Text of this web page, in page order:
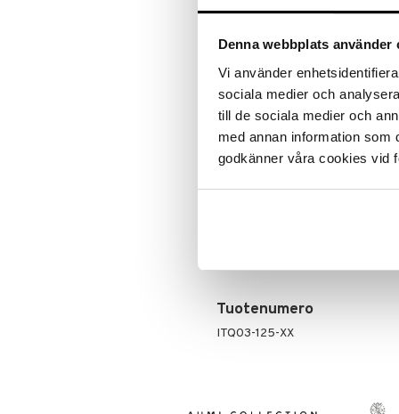
Denna webbplats använder
Vi använder
sociala medier och
till de sociala medier och
med annan information som
godkänner våra cookies vid
ALE - on aika
Tartu
Ale on
Näe
Tuotetieto
kesäsalaatissa. Tämä on
sardiinit ovat erinomainen
Tuotenumero
ITQ03-125-XX